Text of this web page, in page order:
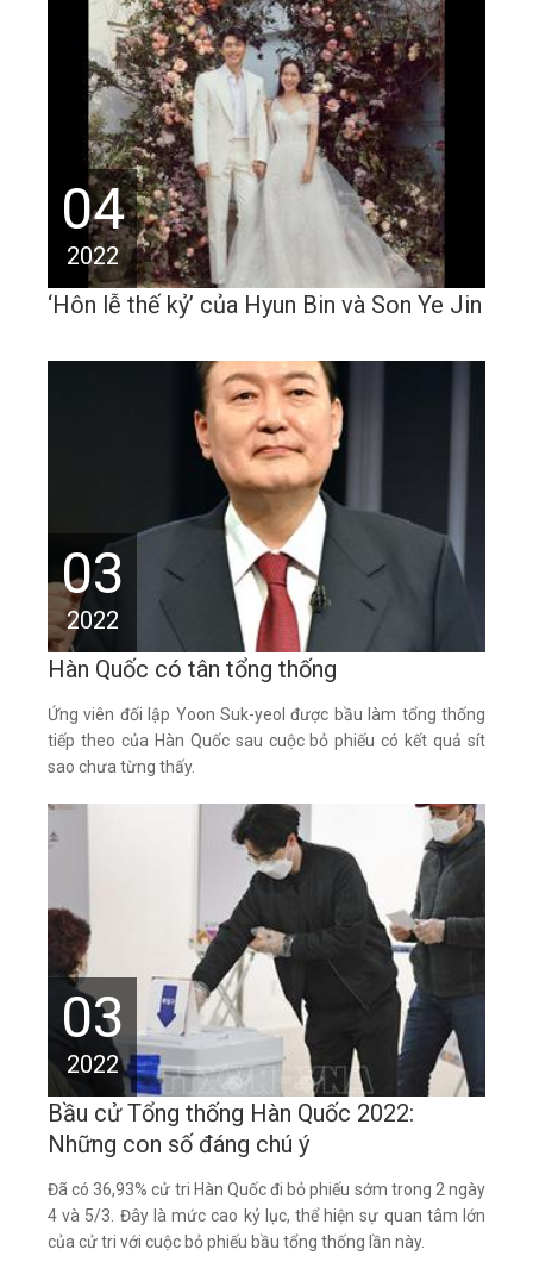
04
2022
‘Hôn lễ thế kỷ’ của Hyun Bin và Son Ye Jin
03
2022
Hàn Quốc có tân tổng thống
Ứng viên đối lập Yoon Suk-yeol được bầu làm tổng thống
tiếp theo của Hàn Quốc sau cuộc bỏ phiếu có kết quả sít
sao chưa từng thấy.
03
2022
Bầu cử Tổng thống Hàn Quốc 2022:
Những con số đáng chú ý
Đã có 36,93% cử tri Hàn Quốc đi bỏ phiếu sớm trong 2 ngày
4 và 5/3. Đây là mức cao kỷ lục, thể hiện sự quan tâm lớn
của cử tri với cuộc bỏ phiếu bầu tổng thống lần này.